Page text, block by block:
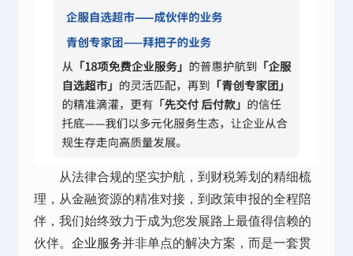
从法律合规的坚实护航，到财税筹划的精细梳
理，从金融资源的精准对接，到政策申报的全程陪
伴，我们始终致力于成为您发展路上最值得信赖的
伙伴。企业服务并非单点的解决方案，而是一套贯